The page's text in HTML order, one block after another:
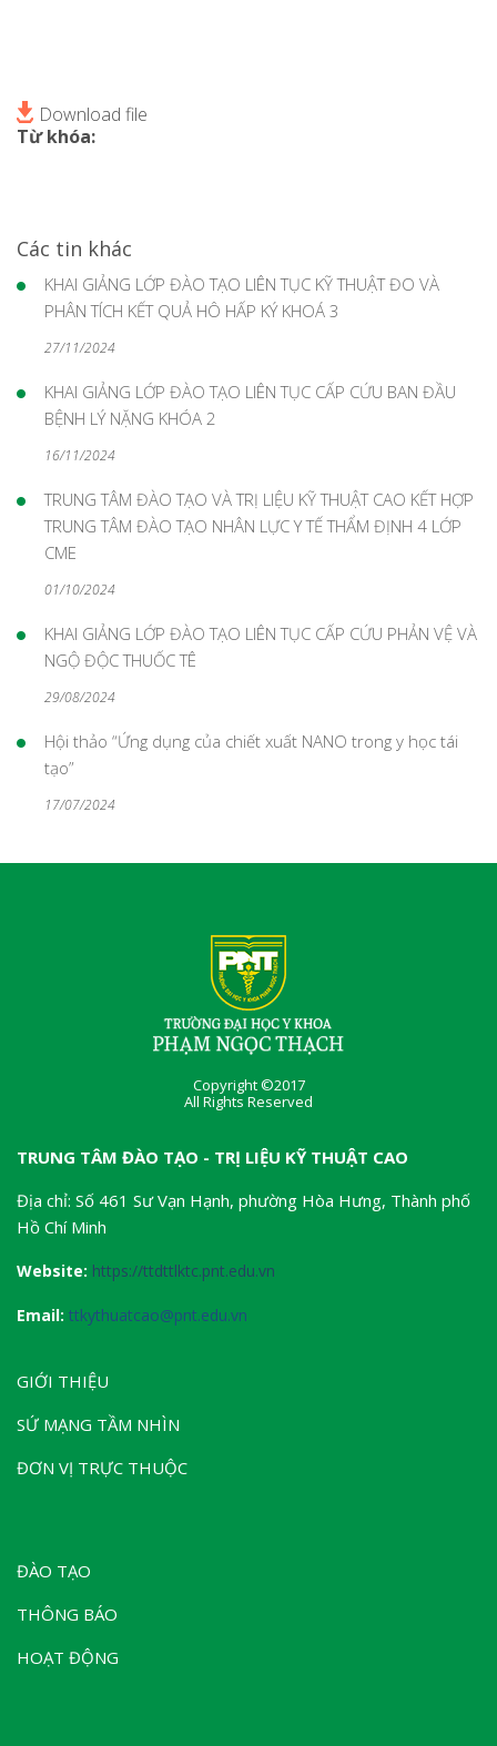
Download file
Từ khóa:
Các tin khác
KHAI GIẢNG LỚP ĐÀO TẠO LIÊN TỤC KỸ THUẬT ĐO VÀ
PHÂN TÍCH KẾT QUẢ HÔ HẤP KÝ KHOÁ 3
27/11/2024
KHAI GIẢNG LỚP ĐÀO TẠO LIÊN TỤC CẤP CỨU BAN ĐẦU
BỆNH LÝ NẶNG KHÓA 2
16/11/2024
TRUNG TÂM ĐÀO TẠO VÀ TRỊ LIỆU KỸ THUẬT CAO KẾT HỢP
TRUNG TÂM ĐÀO TẠO NHÂN LỰC Y TẾ THẨM ĐỊNH 4 LỚP
CME
01/10/2024
KHAI GIẢNG LỚP ĐÀO TẠO LIÊN TỤC CẤP CỨU PHẢN VỆ VÀ
NGỘ ĐỘC THUỐC TÊ
29/08/2024
Hội thảo “Ứng dụng của chiết xuất NANO trong y học tái
tạo”
17/07/2024
Copyright ©2017
All Rights Reserved
TRUNG TÂM ĐÀO TẠO - TRỊ LIỆU KỸ THUẬT CAO
Địa chỉ: Số 461 Sư Vạn Hạnh, phường Hòa Hưng, Thành phố
Hồ Chí Minh
Website: https://ttdttlktc.pnt.edu.vn
Email: ttkythuatcao@pnt.edu.vn
GIỚI THIỆU
SỨ MẠNG TẦM NHÌN
ĐƠN VỊ TRỰC THUỘC
ĐÀO TẠO
THÔNG BÁO
HOẠT ĐỘNG